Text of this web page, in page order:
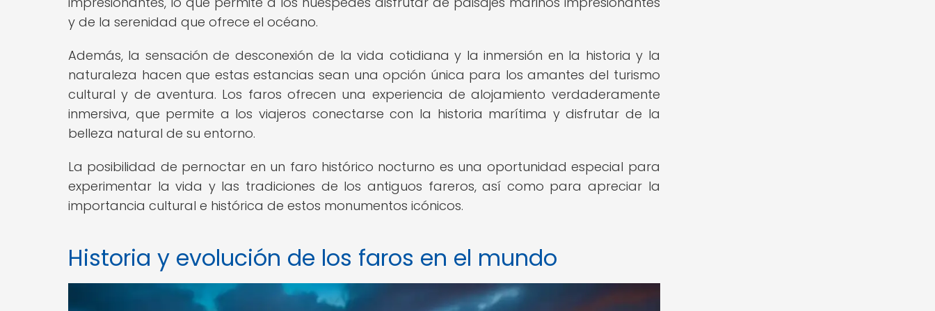
y de la serenidad que ofrece el océano.
Además, la sensación de desconexión de la vida cotidiana y la inmersión en la historia y la
naturaleza hacen que estas estancias sean una opción única para los amantes del turismo
cultural y de aventura. Los faros ofrecen una experiencia de alojamiento verdaderamente
inmersiva, que permite a los viajeros conectarse con la historia marítima y disfrutar de la
belleza natural de su entorno.
La posibilidad de pernoctar en un faro histórico nocturno es una oportunidad especial para
experimentar la vida y las tradiciones de los antiguos fareros, así como para apreciar la
importancia cultural e histórica de estos monumentos icónicos.
Historia y evolución de los faros en el mundo